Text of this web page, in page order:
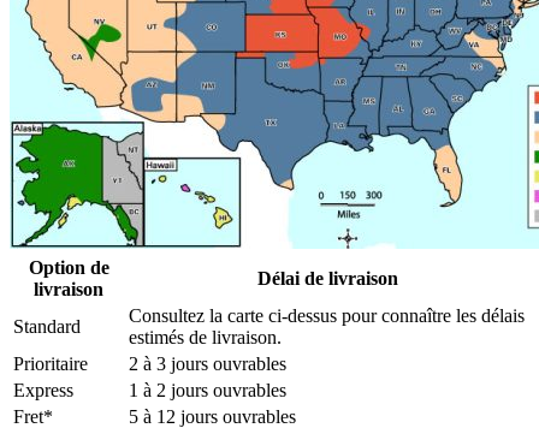
Option de
livraison
Délai de livraison
Standard
Consultez la carte ci-dessus pour connaître les délais
estimés de livraison.
Prioritaire
2 à 3 jours ouvrables
Express
1 à 2 jours ouvrables
Fret*
5 à 12 jours ouvrables